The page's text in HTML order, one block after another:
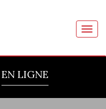
EN LIGNE